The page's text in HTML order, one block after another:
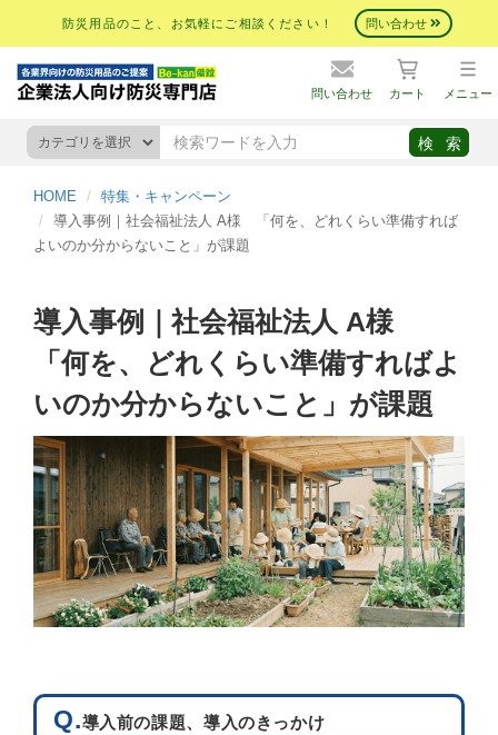
防災用品のこと、お気軽にご相談ください！ 問い合わせ
問い合わせ カート メニュー
HOME
特集・キャンペーン
導入事例｜社会福祉法人 A様 「何を、どれくらい準備すれば
よいのか分からないこと」が課題
導入事例｜社会福祉法人 A様
「何を、どれくらい準備すればよ
いのか分からないこと」が課題
Q.導入前の課題、導入のきっかけ